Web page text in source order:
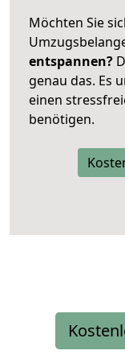
Möchten Sie
entspannen?
genau das. Es
einen
benötigen.